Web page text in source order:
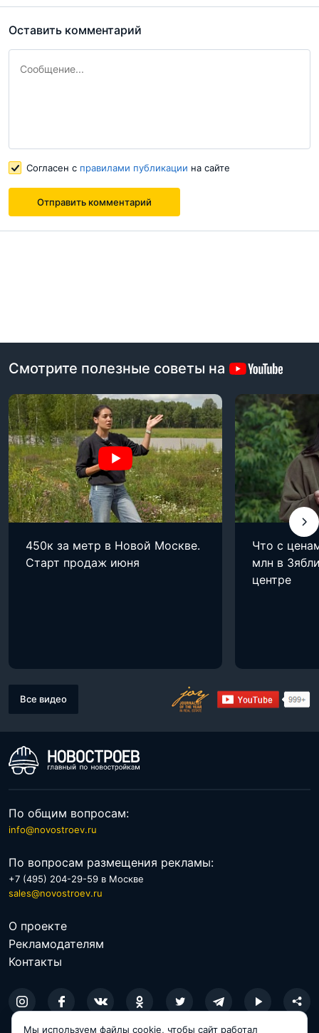
Оставить комментарий
Согласен с правилами публикации на сайте
Отправить комментарий
Смотрите полезные советы на
450к за метр в Новой Москве.
Старт продаж июня
Что с
млн в
центре
Все видео
По общим вопросам:
info@novostroev.ru
По вопросам размещения рекламы:
+7 (495) 204-29-59 в Москве
sales@novostroev.ru
О проекте
Рекламодателям
Контакты
Мы используем файлы cookie, чтобы сайт работал